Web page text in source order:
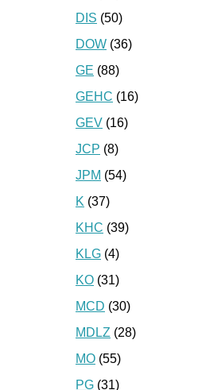
DIS (50)
DOW (36)
GE (88)
GEHC (16)
GEV (16)
JCP (8)
JPM (54)
K (37)
KHC (39)
KLG (4)
KO (31)
MCD (30)
MDLZ (28)
MO (55)
PG (31)